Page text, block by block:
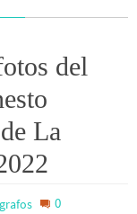
del
La
0